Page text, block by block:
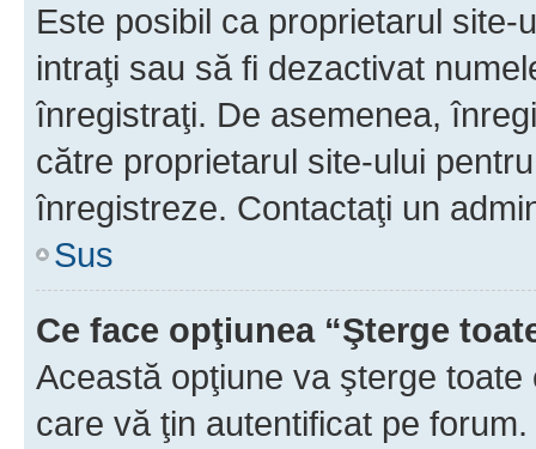
Este posibil ca proprietarul
intraţi sau să fi dezactivat
înregistraţi. De asemenea,
către proprietarul site-ului
înregistreze. Contactaţi un
Sus
Ce face opţiunea “Şterge
Această opţiune va şterge
care vă ţin autentificat pe